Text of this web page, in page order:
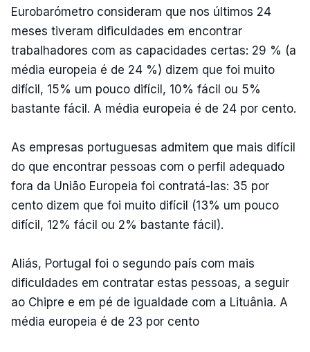
Eurobarómetro consideram que nos últimos 24
meses tiveram dificuldades em encontrar
trabalhadores com as capacidades certas: 29 % (a
média europeia é de 24 %) dizem que foi muito
difícil, 15% um pouco difícil, 10% fácil ou 5%
bastante fácil. A média europeia é de 24 por cento.
As empresas portuguesas admitem que mais difícil
do que encontrar pessoas com o perfil adequado
fora da União Europeia foi contratá-las: 35 por
cento dizem que foi muito difícil (13% um pouco
difícil, 12% fácil ou 2% bastante fácil).
Aliás, Portugal foi o segundo país com mais
dificuldades em contratar estas pessoas, a seguir
ao Chipre e em pé de igualdade com a Lituânia. A
média europeia é de 23 por cento